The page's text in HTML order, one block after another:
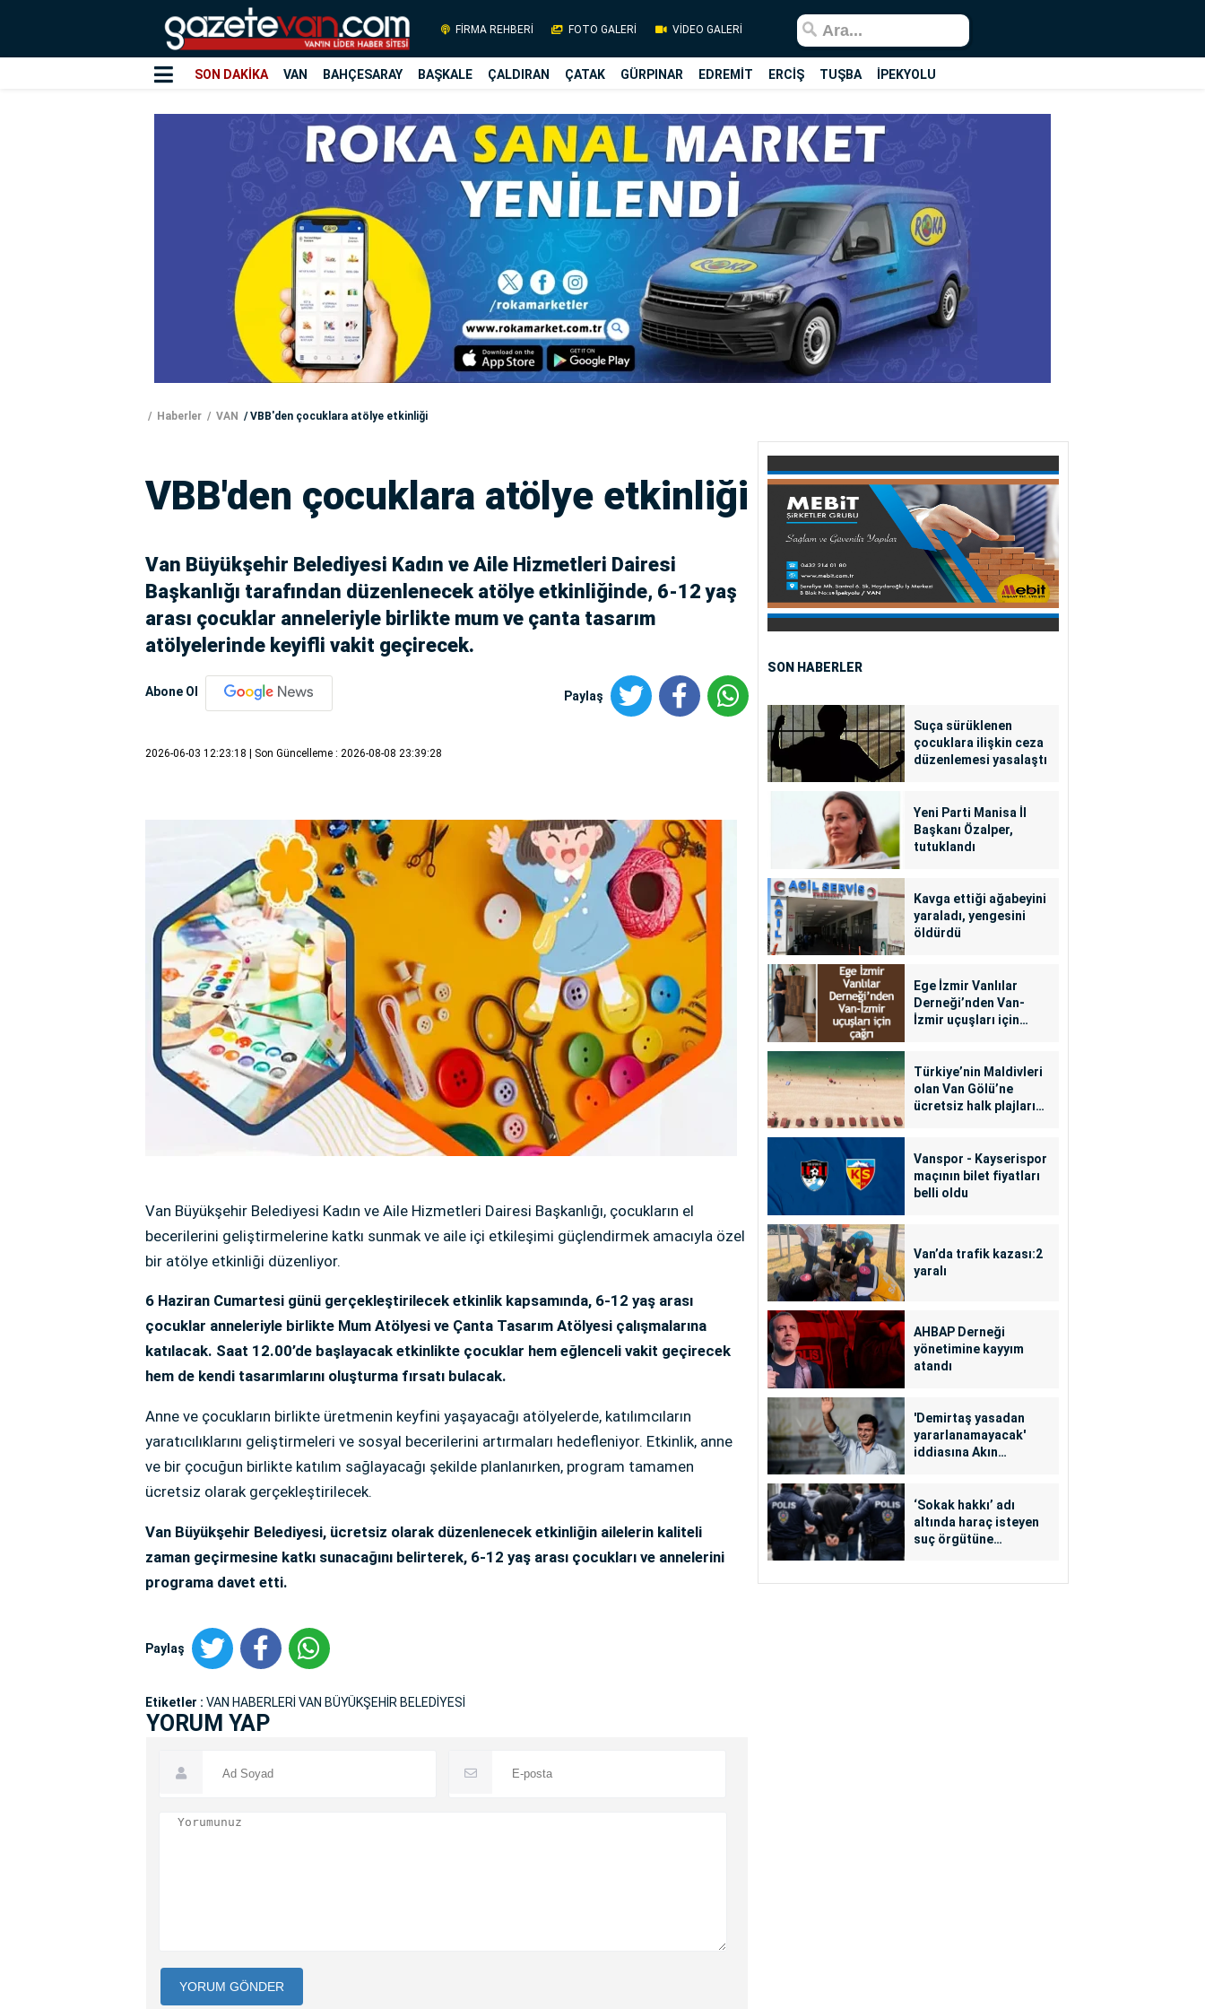
FİRMA REHBERİ FOTO GALERİ VİDEO GALERİ
SON DAKİKA VAN BAHÇESARAY BAŞKALE ÇALDIRAN ÇATAK GÜRPINAR EDREMİT ERCİŞ TUŞBA İPEKYOLU
Haberler VAN VBB'den çocuklara atölye etkinliği
VBB'den çocuklara atölye etkinliği
Van Büyükşehir Belediyesi Kadın ve Aile Hizmetleri Dairesi
Başkanlığı tarafından düzenlenecek atölye etkinliğinde, 6-12 yaş
arası çocuklar anneleriyle birlikte mum ve çanta tasarım
atölyelerinde keyifli vakit geçirecek.
Abone Ol Paylaş
2026-06-03 12:23:18 | Son Güncelleme : 2026-08-08 23:39:28
Van Büyükşehir Belediyesi Kadın ve Aile Hizmetleri Dairesi Başkanlığı, çocukların el
becerilerini geliştirmelerine katkı sunmak ve aile içi etkileşimi güçlendirmek amacıyla özel
bir atölye etkinliği düzenliyor.
6 Haziran Cumartesi günü gerçekleştirilecek etkinlik kapsamında, 6-12 yaş arası
çocuklar anneleriyle birlikte Mum Atölyesi ve Çanta Tasarım Atölyesi çalışmalarına
katılacak. Saat 12.00’de başlayacak etkinlikte çocuklar hem eğlenceli vakit geçirecek
hem de kendi tasarımlarını oluşturma fırsatı bulacak.
Anne ve çocukların birlikte üretmenin keyfini yaşayacağı atölyelerde, katılımcıların
yaratıcılıklarını geliştirmeleri ve sosyal becerilerini artırmaları hedefleniyor. Etkinlik, anne
ve bir çocuğun birlikte katılım sağlayacağı şekilde planlanırken, program tamamen
ücretsiz olarak gerçekleştirilecek.
Van Büyükşehir Belediyesi, ücretsiz olarak düzenlenecek etkinliğin ailelerin kaliteli
zaman geçirmesine katkı sunacağını belirterek, 6-12 yaş arası çocukları ve annelerini
programa davet etti.
Paylaş
Etiketler : VAN HABERLERİ VAN BÜYÜKŞEHİR BELEDİYESİ
YORUM YAP
YORUM GÖNDER
SON HABERLER
Suça sürüklenen
çocuklara ilişkin ceza
düzenlemesi yasalaştı
Yeni Parti Manisa İl
Başkanı Özalper,
tutuklandı
Kavga ettiği ağabeyini
yaraladı, yengesini
öldürdü
Ege İzmir Vanlılar
Derneği’nden Van-
İzmir uçuşları için
Türkiye’nin Maldivleri
olan Van Gölü’ne
ücretsiz halk plajları
Vanspor - Kayserispor
maçının bilet fiyatları
belli oldu
Van’da trafik kazası:2
yaralı
AHBAP Derneği
yönetimine kayyım
atandı
'Demirtaş yasadan
yararlanamayacak'
iddiasına Akın
‘Sokak hakkı’ adı
altında haraç isteyen
suç örgütüne